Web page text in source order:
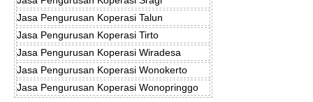
Jasa Pengurusan Koperasi Talun
Jasa Pengurusan Koperasi Tirto
Jasa Pengurusan Koperasi Wiradesa
Jasa Pengurusan Koperasi Wonokerto
Jasa Pengurusan Koperasi Wonopringgo